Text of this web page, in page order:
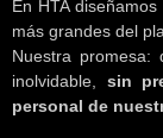
En HTA
más grandes del
Nuestra promesa:
inolvidable,sin
personal de